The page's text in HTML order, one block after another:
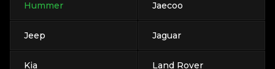
Hummer Jaecoo
Jeep Jaguar
Kia Land Rover